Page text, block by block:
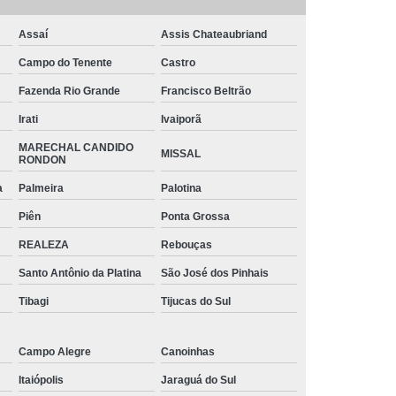
Tinta para Aço Galvanizado
de Aço
Tinta para Janela de Aço
Aço
Tinta para Pintar Armário de Aço
Portão de Aço
Tubos Aço Galvanizado
Diâmetros
Tubos de Aço para Grades
de Aço Vincado
Tubos em Aço
Aço Carbono
Tubos Quadrados de Aço
Aço Carbono
Viga Aço Galvanizado
de Aço Viga de Aço H
Viga U Aço
Viga U de Aço para Estrutura Metálica
Assaí Assis Chateaubriand
Campo do Tenente Castro
Fazenda Rio Grande Francisco Beltrão
Irati Ivaiporã
MARECHAL CANDIDO
RONDON
MISSAL
Palmeira Palotina
Piên Ponta Grossa
REALEZA Rebouças
Santo Antônio da Platina São José dos Pinhais
Tibagi Tijucas do Sul
Campo Alegre Canoinhas
Itaiópolis Jaraguá do Sul